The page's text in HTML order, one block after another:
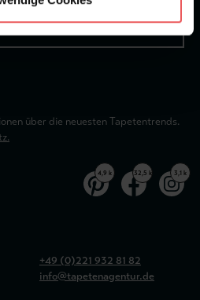
über die neuesten Tapetentrends.
4,9 k 32,5 k 3,1 k
+49 (0)221 932 81 82
info@tapetenagentur.de